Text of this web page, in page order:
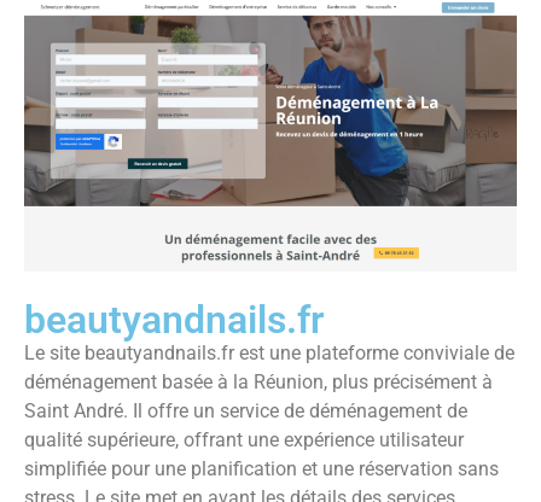
beautyandnails.fr
Le site beautyandnails.fr est une plateforme conviviale de
déménagement basée à la Réunion, plus précisément à
Saint André. Il offre un service de déménagement de
qualité supérieure, offrant une expérience utilisateur
simplifiée pour une planification et une réservation sans